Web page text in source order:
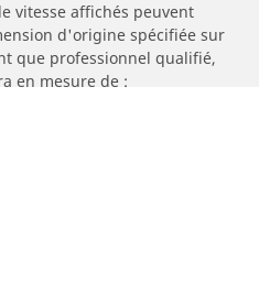
vitesse affichés peuvent
d'origine spécifiée sur
que professionnel qualifié,
en mesure de :